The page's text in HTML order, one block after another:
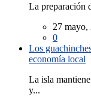
La preparación
27 mayo,
0
Los
economía local
La isla
y...